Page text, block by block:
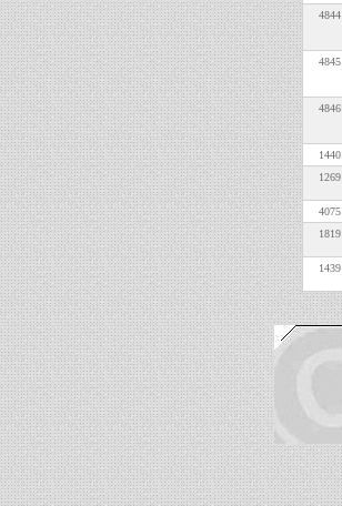
4844
4845
4846
1440
1269
4075
1819
1439